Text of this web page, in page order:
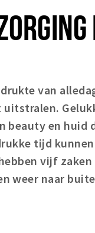
van
beauty en huid
tijd
vijf
weer naar